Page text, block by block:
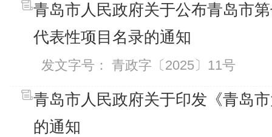
青岛市人民政府关于公布青岛市
代表性项目名录的通知
发文字号： 青政字〔2025〕11号
青岛市人民政府关于印发《青岛
的通知